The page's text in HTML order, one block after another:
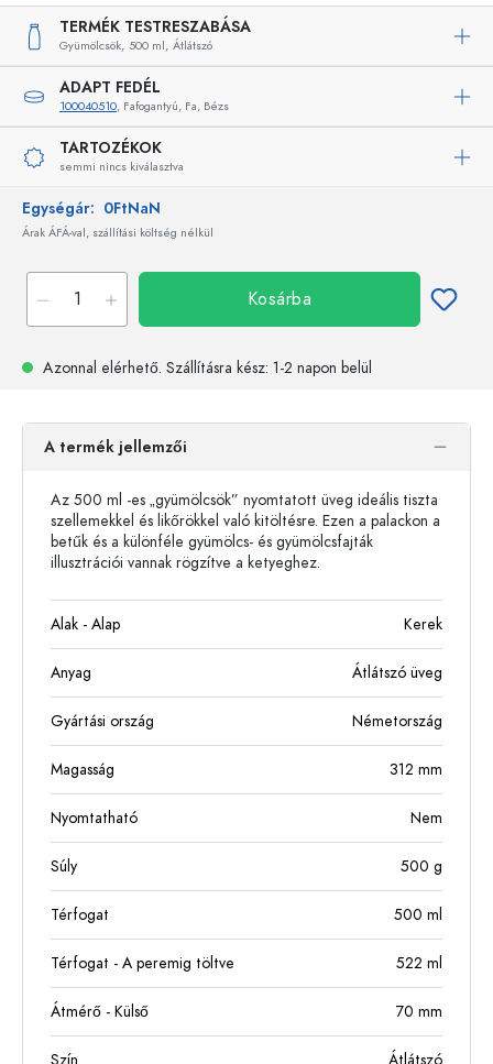
TERMÉK TESTRESZABÁSA
Gyümölcsök, 500 ml, Átlátszó
ADAPT FEDÉL
100040510, Fafogantyú, Fa, Bézs
TARTOZÉKOK
semmi nincs kiválasztva
Egységár: 0FtNaN
Árak ÁFÁ-val, szállítási költség nélkül
Kosárba
Azonnal elérhető. Szállításra kész: 1-2 napon belül
A termék jellemzői
Az 500 ml -es „gyümölcsök” nyomtatott üveg ideális tiszta
szellemekkel és likőrökkel való kitöltésre. Ezen a palackon a
betűk és a különféle gyümölcs- és gyümölcsfajták
illusztrációi vannak rögzítve a ketyeghez.
Alak - Alap Kerek
Anyag Átlátszó üveg
Gyártási ország Németország
Magasság 312 mm
Nyomtatható Nem
Súly 500 g
Térfogat 500 ml
Térfogat - A peremig töltve 522 ml
Átmérő - Külső 70 mm